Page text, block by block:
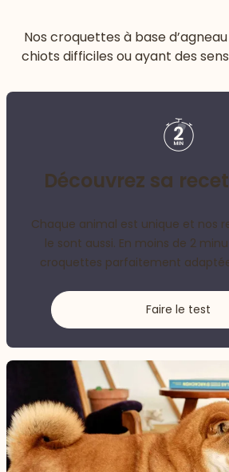
Nos croquettes à base
chiots difficiles ou ayant des
Découvrez sa
Chaque animal est unique et nos
le sont aussi. En moins de 2
croquettes parfaitement
Faire le test